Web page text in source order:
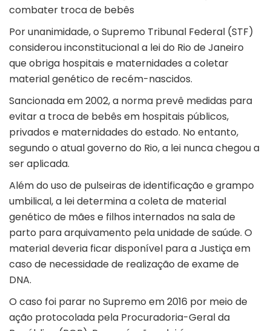
combater troca de bebês
Por unanimidade, o Supremo Tribunal Federal (STF)
considerou inconstitucional a lei do Rio de Janeiro
que obriga hospitais e maternidades a coletar
material genético de recém-nascidos.
Sancionada em 2002, a norma prevê medidas para
evitar a troca de bebês em hospitais públicos,
privados e maternidades do estado. No entanto,
segundo o atual governo do Rio, a lei nunca chegou a
ser aplicada.
Além do uso de pulseiras de identificação e grampo
umbilical, a lei determina a coleta de material
genético de mães e filhos internados na sala de
parto para arquivamento pela unidade de saúde. O
material deveria ficar disponível para a Justiça em
caso de necessidade de realização de exame de
DNA.
O caso foi parar no Supremo em 2016 por meio de
ação protocolada pela Procuradoria-Geral da